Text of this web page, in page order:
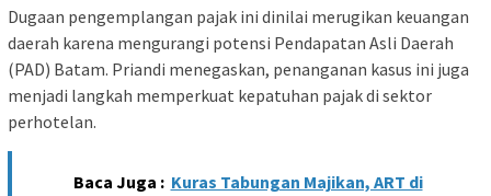
Dugaan pengemplangan pajak ini dinilai merugikan keuangan
daerah karena mengurangi potensi Pendapatan Asli Daerah
(PAD) Batam. Priandi menegaskan, penanganan kasus ini juga
menjadi langkah memperkuat kepatuhan pajak di sektor
perhotelan.
Baca Juga : Kuras Tabungan Majikan, ART di